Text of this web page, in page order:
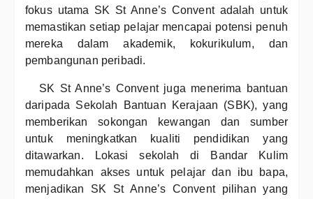
fokus utama SK St Anne’s Convent adalah untuk
memastikan setiap pelajar mencapai potensi penuh
mereka dalam akademik, kokurikulum, dan
pembangunan peribadi.
SK St Anne’s Convent juga menerima bantuan
daripada Sekolah Bantuan Kerajaan (SBK), yang
memberikan sokongan kewangan dan sumber
untuk meningkatkan kualiti pendidikan yang
ditawarkan. Lokasi sekolah di Bandar Kulim
memudahkan akses untuk pelajar dan ibu bapa,
menjadikan SK St Anne’s Convent pilihan yang